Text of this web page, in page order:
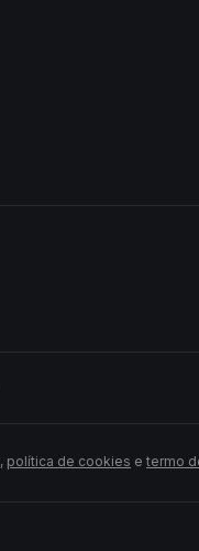
, política de cookies e termo